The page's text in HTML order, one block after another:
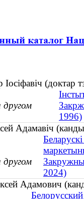
Іосіфавіч
1996)
Адамавіч
2024)
Адамович